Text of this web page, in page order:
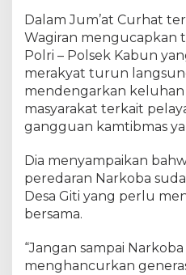
p
a
i
k
a
n
P
g
r
a
i
s
Dalam Jum’at Curhat
Wagiran mengucapkan
Polri – Polsek Kabun
merakyat turun
mendengarkan keluhan
masyarakat terkait
gangguan kamtibmas
Dia menyampaikan
peredaran Narkoba
Desa Giti yang perlu
bersama.
“Jangan sampai
menghancurkan